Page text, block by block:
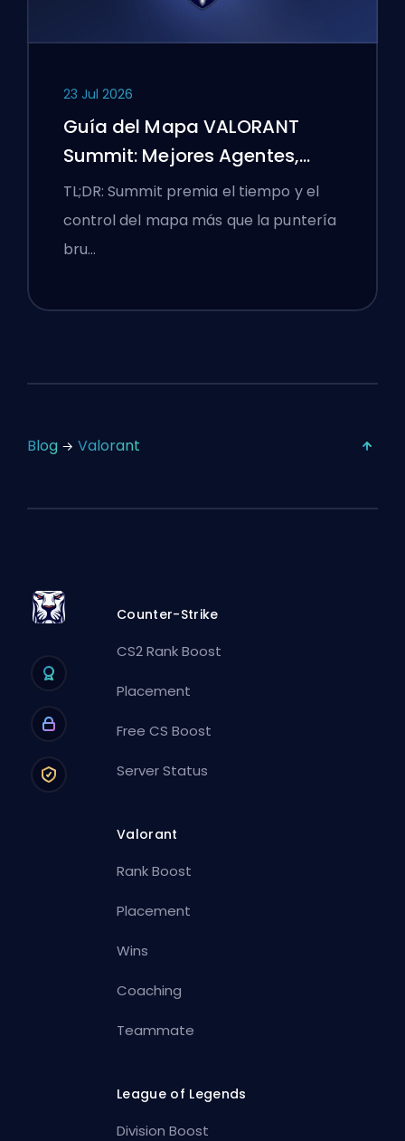
23 Jul 2026
Guía del Mapa VALORANT
Summit: Mejores Agentes,
Llamadas y Humos
TL;DR: Summit premia el tiempo y el
control del mapa más que la puntería
bru…
Blog Valorant
Counter-Strike
CS2 Rank Boost
Placement
Free CS Boost
Server Status
Valorant
Rank Boost
Placement
Wins
Coaching
Teammate
League of Legends
Division Boost